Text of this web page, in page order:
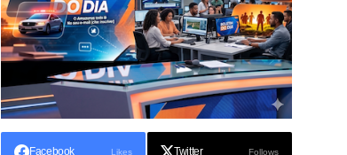
Facebook Likes Twitter Follows